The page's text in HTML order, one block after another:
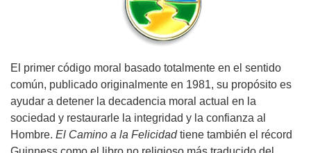
El primer código moral basado totalmente en el sentido
común, publicado originalmente en 1981, su propósito es
ayudar a detener la decadencia moral actual en la
sociedad y restaurarle la integridad y la confianza al
Hombre. El Camino a la Felicidadtiene también el récord